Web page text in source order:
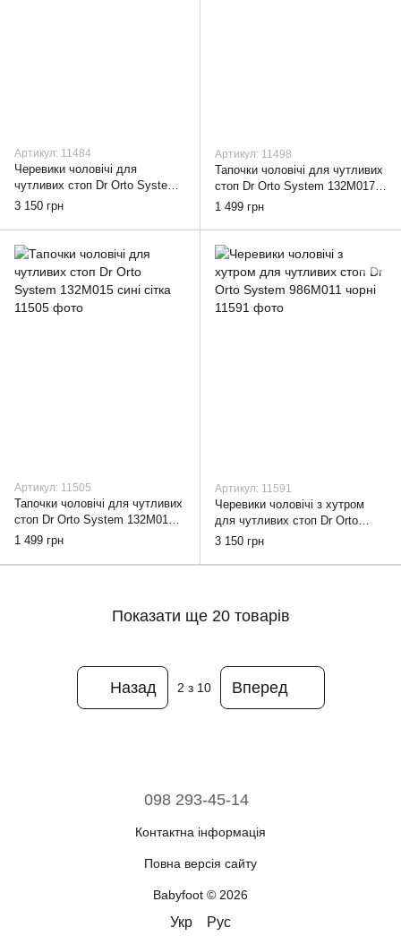
Артикул: 11484
Черевики чоловічі для
чутливих стоп Dr Orto System
986M003, 42
3 150 грн
Артикул: 11498
Тапочки чоловічі для чутливих
стоп Dr Orto System 132М017
коричневі сітка, 42
1 499 грн
Артикул: 11505
Тапочки чоловічі для чутливих
стоп Dr Orto System 132M015
сині сітка, 42
1 499 грн
Артикул: 11591
Черевики чоловічі з хутром
для чутливих стоп Dr Orto
System 986M011 чорні, 42
3 150 грн
Показати ще 20 товарів
Назад 2 з 10 Вперед
098 293-45-14
Контактна інформація
Повна версія сайту
Babyfoot © 2026
Укр Рус